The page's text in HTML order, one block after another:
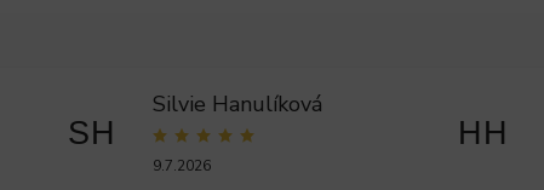
SH
Silvie Hanulíková
9.7.2026
HH